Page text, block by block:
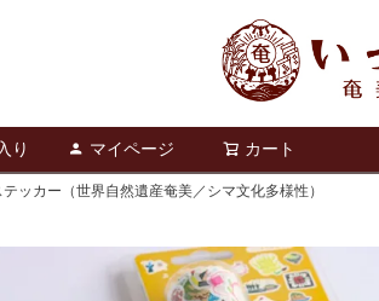
り マイページ カート
ッカー（世界自然遺産奄美／シマ文化多様性）